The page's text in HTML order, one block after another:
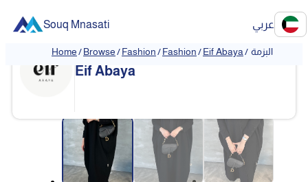
Souq Mnasati عربي
Home/Browse/Fashion/Fashion/Eif Abaya/ البزمة
Eif Abaya